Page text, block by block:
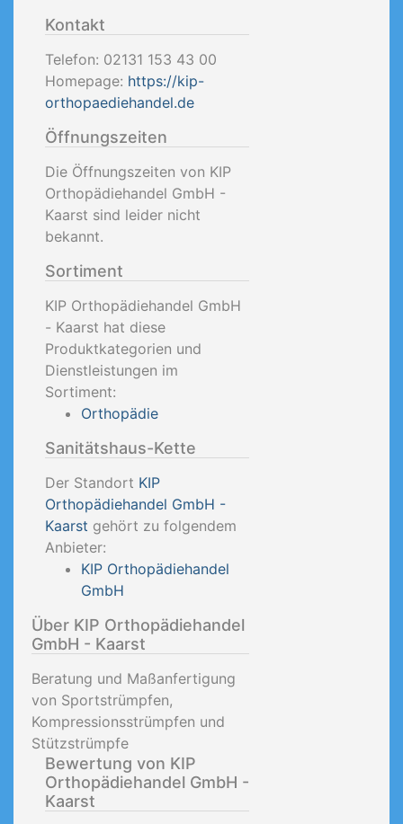
Kontakt
Telefon: 02131 153 43 00
Homepage: https://kip-
orthopaediehandel.de
Öffnungszeiten
Die Öffnungszeiten von KIP
Orthopädiehandel GmbH -
Kaarst sind leider nicht
bekannt.
Sortiment
KIP Orthopädiehandel GmbH
- Kaarst hat diese
Produktkategorien und
Dienstleistungen im
Sortiment:
Orthopädie
Sanitätshaus-Kette
Der Standort KIP
Orthopädiehandel GmbH -
Kaarst gehört zu folgendem
Anbieter:
KIP Orthopädiehandel
GmbH
Über KIP Orthopädiehandel
GmbH - Kaarst
Beratung und Maßanfertigung
von Sportstrümpfen,
Kompressionsstrümpfen und
Stützstrümpfe
Bewertung von KIP
Orthopädiehandel GmbH -
Kaarst